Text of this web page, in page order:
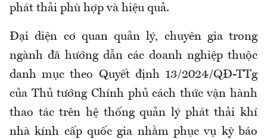
phát thải phù hợp và hiệu quả.
Đại diện cơ quan quản lý, chuyên gia trong
ngành đã hướng dẫn các doanh nghiệp thuộc
danh mục theo Quyết định 13/2024/QĐ-TTg
của Thủ tướng Chính phủ cách thức vận hành
thao tác trên hệ thống quản lý phát thải khí
nhà kính cấp quốc gia nhằm phục vụ kỳ báo